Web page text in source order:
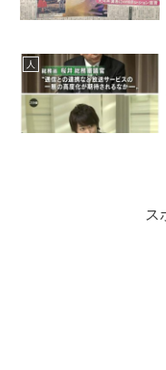
人
ス